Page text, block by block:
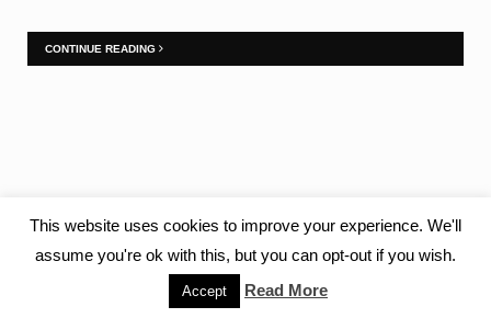
CONTINUE READING
This website uses cookies to improve your experience. We'll
assume you're ok with this, but you can opt-out if you wish.
Accept Read More